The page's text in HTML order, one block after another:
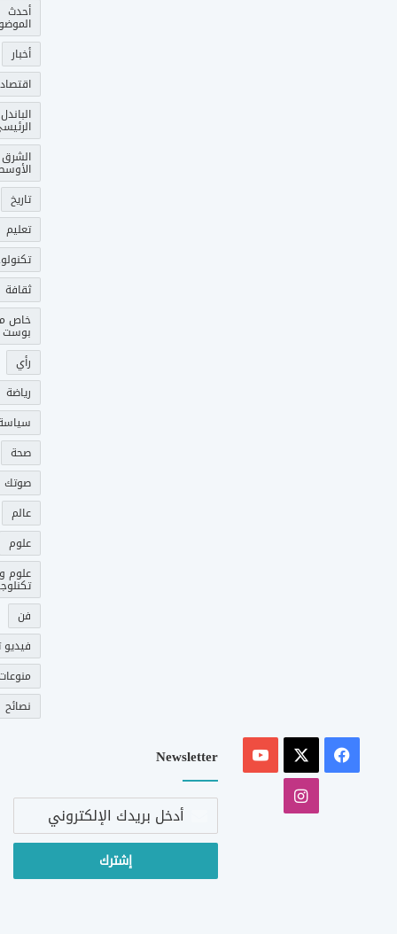
أحدث
أخبار
اقتصاد
الباندل
الشرق
تاريخ
تعليم
ثقافة
خاص
بوست
رأي
رياضة
صحة
عالم
علوم
علوم و
فن
فيديو
نصائح
فيسبوك
‫YouTube
انستقرام
Newsletter
أدخل
الإلكتروني